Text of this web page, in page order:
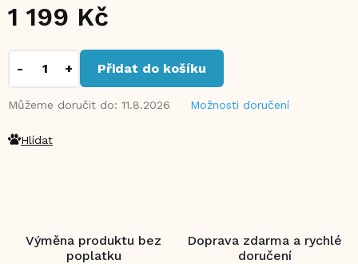
1 199 Kč
Můžeme doručit do: 11.8.2026 Možnosti doručení
Přidat do košíku
Hlídat
Výměna produktu bez
poplatku
Doprava zdarma a rychlé
doručení